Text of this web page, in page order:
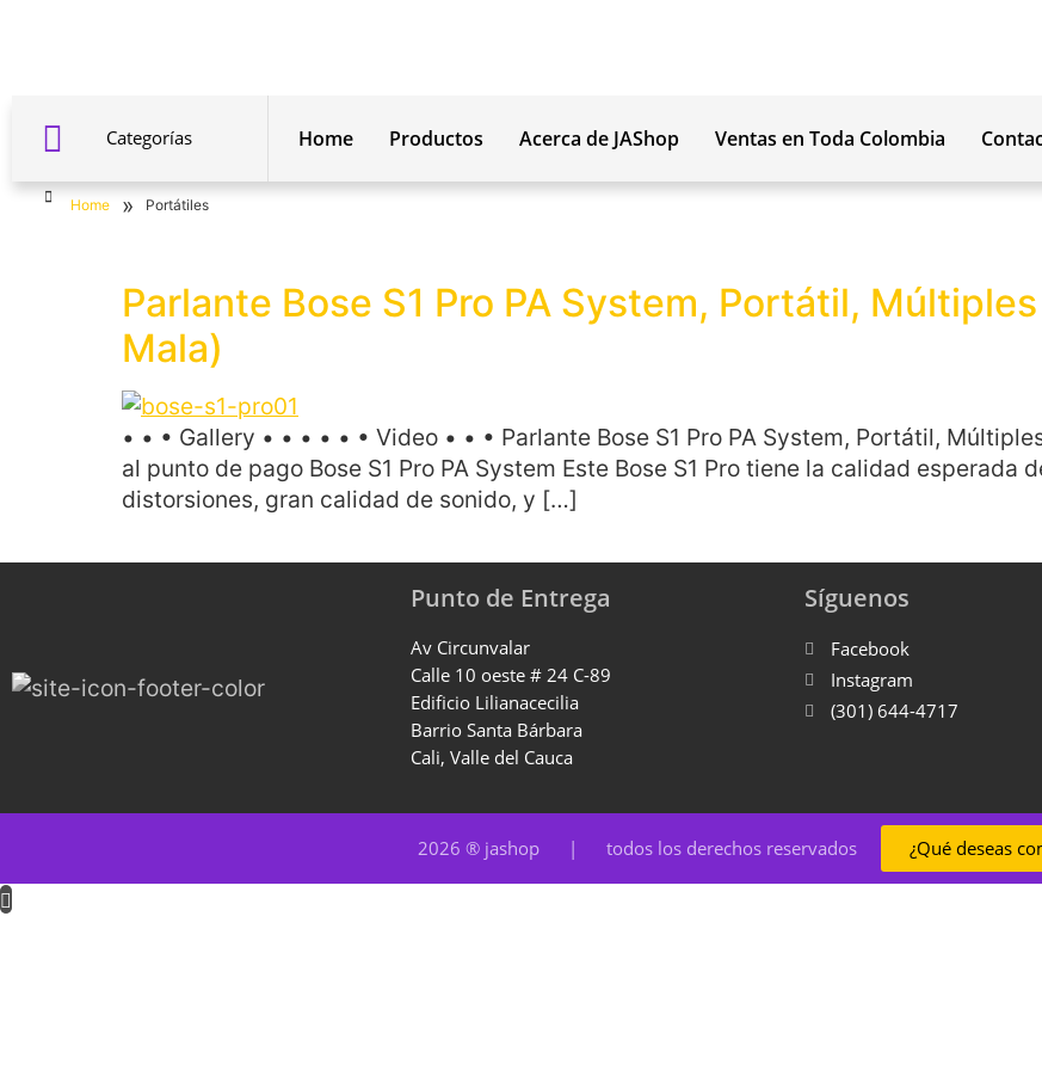
Categorías Home Productos Acerca de JAShop Ventas en Toda Colombia
Home » Portátiles
Parlante Bose S1 Pro PA System, Portátil,
Mala)
• • • Gallery • • • • • • Video • • • Parlante Bose S1 Pro PA System, Portátil,
al punto de pago Bose S1 Pro PA System Este Bose S1 Pro tiene la calidad esperada
distorsiones, gran calidad de sonido, y […]
Punto de Entrega
Av Circunvalar
Calle 10 oeste # 24 C-89
Edificio Lilianacecilia
Barrio Santa Bárbara
Cali, Valle del Cauca
Síguenos
Facebook
Instagram
(301) 644-4717
2026 ® jashop | todos los derechos reservados ¿Qué deseas